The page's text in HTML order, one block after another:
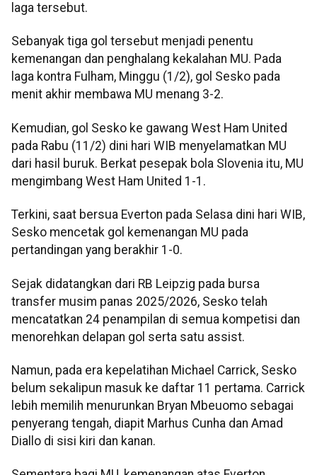
laga tersebut.
Sebanyak tiga gol tersebut menjadi penentu
kemenangan dan penghalang kekalahan MU. Pada
laga kontra Fulham, Minggu (1/2), gol Sesko pada
menit akhir membawa MU menang 3-2.
Kemudian, gol Sesko ke gawang West Ham United
pada Rabu (11/2) dini hari WIB menyelamatkan MU
dari hasil buruk. Berkat pesepak bola Slovenia itu, MU
mengimbang West Ham United 1-1.
Terkini, saat bersua Everton pada Selasa dini hari WIB,
Sesko mencetak gol kemenangan MU pada
pertandingan yang berakhir 1-0.
Sejak didatangkan dari RB Leipzig pada bursa
transfer musim panas 2025/2026, Sesko telah
mencatatkan 24 penampilan di semua kompetisi dan
menorehkan delapan gol serta satu assist.
Namun, pada era kepelatihan Michael Carrick, Sesko
belum sekalipun masuk ke daftar 11 pertama. Carrick
lebih memilih menurunkan Bryan Mbeuomo sebagai
penyerang tengah, diapit Marhus Cunha dan Amad
Diallo di sisi kiri dan kanan.